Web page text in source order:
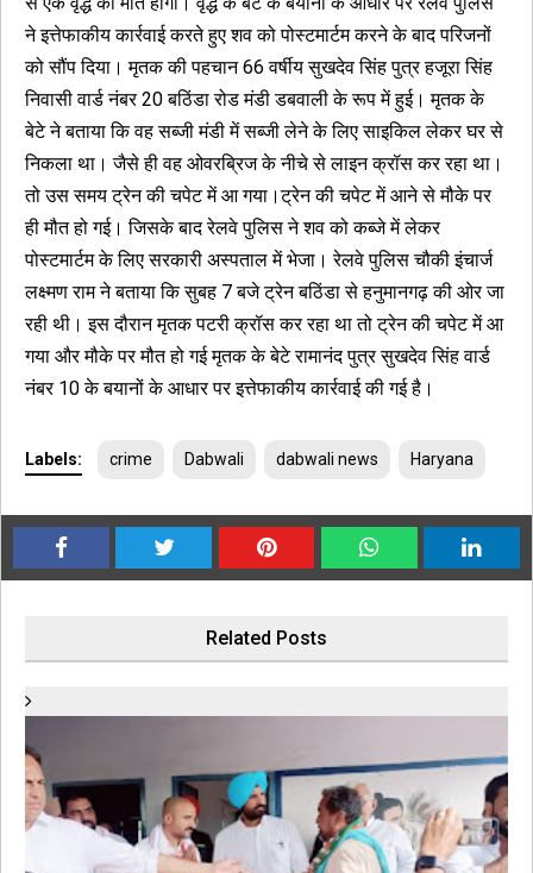
ने इत्तेफाकीय कार्रवाई करते हुए शव को पोस्टमार्टम करने के बाद परिजनों
को सौंप दिया। मृतक की पहचान 66 वर्षीय सुखदेव सिंह पुत्र हजूरा सिंह
निवासी वार्ड नंबर 20 बठिंडा रोड मंडी डबवाली के रूप में हुई। मृतक के
बेटे ने बताया कि वह सब्जी मंडी में सब्जी लेने के लिए साइकिल लेकर घर से
निकला था। जैसे ही वह ओवरब्रिज के नीचे से लाइन क्रॉस कर रहा था।
तो उस समय ट्रेन की चपेट में आ गया।ट्रेन की चपेट में आने से मौके पर
ही मौत हो गई। जिसके बाद रेलवे पुलिस ने शव को कब्जे में लेकर
पोस्टमार्टम के लिए सरकारी अस्पताल में भेजा। रेलवे पुलिस चौकी इंचार्ज
लक्ष्मण राम ने बताया कि सुबह 7 बजे ट्रेन बठिंडा से हनुमानगढ़ की ओर जा
रही थी। इस दौरान मृतक पटरी क्रॉस कर रहा था तो ट्रेन की चपेट में आ
गया और मौके पर मौत हो गई मृतक के बेटे रामानंद पुत्र सुखदेव सिंह वार्ड
नंबर 10 के बयानों के आधार पर इत्तेफाकीय कार्रवाई की गई है।
Labels: crime Dabwali dabwali news Haryana
Related Posts